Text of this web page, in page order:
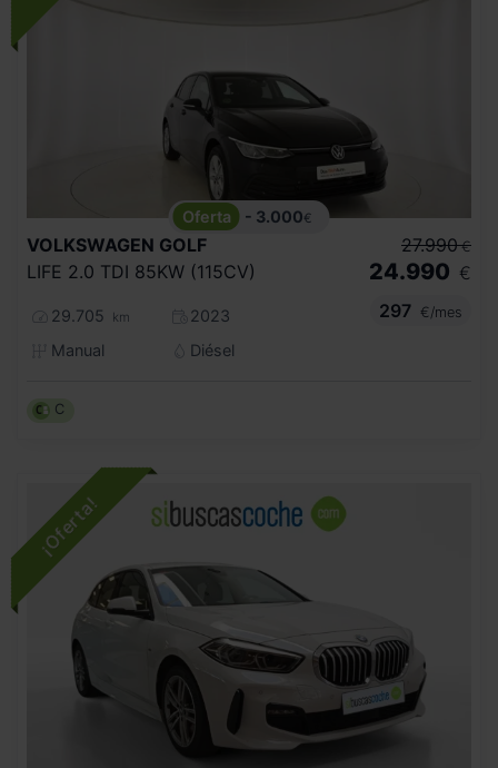
- 3.000€
VOLKSWAGEN GOLF
LIFE 2.0 TDI 85KW (115CV)
29.705 km
2023
Manual
Diésel
27.990 €
24.990 €
297
€/mes
C